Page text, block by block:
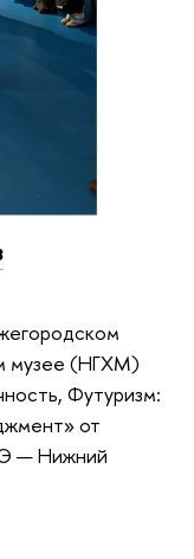
музее (НГХМ)
Футуризм:
от
— Нижний